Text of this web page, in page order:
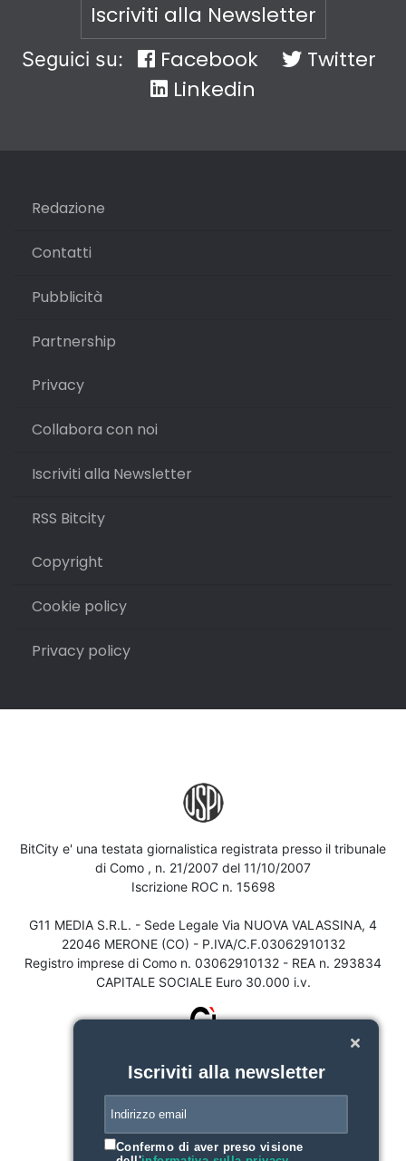
Iscriviti alla Newsletter
Seguici su: Facebook
Twitter
Linkedin
Redazione
Contatti
Pubblicità
Partnership
Privacy
Collabora con noi
Iscriviti alla Newsletter
RSS Bitcity
Copyright
Cookie policy
Privacy policy
BitCity e' una testata giornalistica registrata presso il tribunale
di Como , n. 21/2007 del 11/10/2007
Iscrizione ROC n. 15698
G11 MEDIA S.R.L. - Sede Legale Via NUOVA VALASSINA, 4
22046 MERONE (CO) - P.IVA/C.F.03062910132
Registro imprese di Como n. 03062910132 - REA n. 293834
CAPITALE SOCIALE Euro 30.000 i.v.
Iscriviti alla newsletter
Confermo di aver preso visione